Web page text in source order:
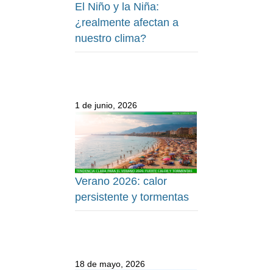
El Niño y la Niña:
¿realmente afectan a
nuestro clima?
1 de junio, 2026
Verano 2026: calor
persistente y tormentas
18 de mayo, 2026